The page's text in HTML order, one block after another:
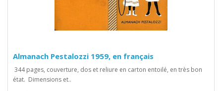
Almanach Pestalozzi 1959, en français
344 pages, couverture, dos et reliure en carton entoilé, en très bon
état. Dimensions et..